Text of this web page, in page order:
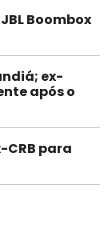
Boombox
ex-
após o
CRB para